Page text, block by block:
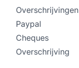
Overschrijvingen
Paypal
Cheques
Overschrijving